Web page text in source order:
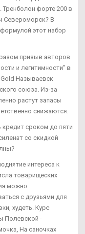
Тренболон форте 200 в
Североморск? В
этот набор
призыв авторов
и легитимности" в
Называевск
союза. Из-за
растут запасы
снижаются.
сроком до пяти
со скидкой
интереса к
товарищеских
можно
с друзьями для
худеть. Курс
Полевской -
На саночках